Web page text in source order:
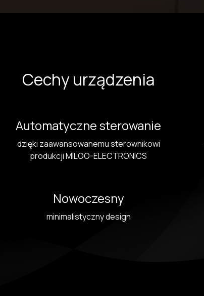
Cechy urządzenia
Automatyczne sterowanie
dzięki zaawansowanemu sterownikowi
produkcji MILOO-ELECTRONICS
Nowoczesny
minimalistyczny design